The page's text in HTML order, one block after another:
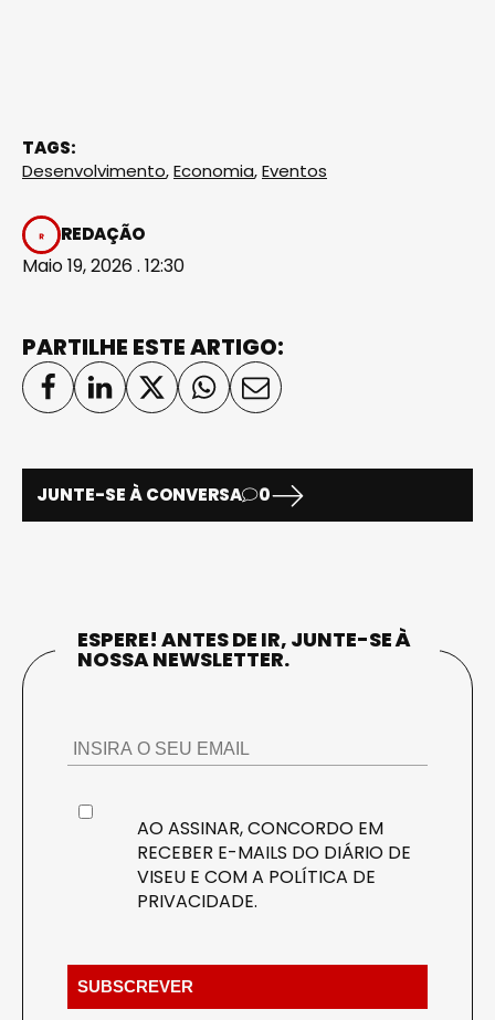
TAGS:
Desenvolvimento,Economia,Eventos
REDAÇÃO
Maio 19, 2026 . 12:30
PARTILHE ESTE ARTIGO:
JUNTE-SE À CONVERSA 0
ESPERE! ANTES DE IR, JUNTE-SE À
NOSSA NEWSLETTER.
AO ASSINAR, CONCORDO EM
RECEBER E-MAILS DO DIÁRIO DE
VISEU E COM A POLÍTICA DE
PRIVACIDADE.